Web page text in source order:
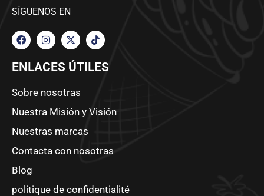
SÍGUENOS EN
ENLACES ÚTILES
Sobre nosotras
Nuestra Misión y Visión
Nuestras marcas
Contacta con nosotras
Blog
politique de confidentialité